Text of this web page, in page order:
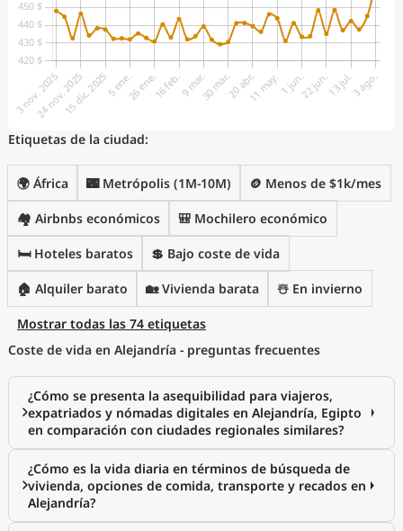
Etiquetas de la ciudad:
🌍 África 🌃 Metrópolis (1M-10M) 🪙 Menos de $1k/mes
🏘️ Airbnbs económicos 🎒 Mochilero económico
🛏️ Hoteles baratos 💲 Bajo coste de vida
🏠 Alquiler barato 🏡 Vivienda barata ☃️ En invierno
Mostrar todas las 74 etiquetas
Coste de vida en Alejandría - preguntas frecuentes
¿Cómo se presenta la asequibilidad para viajeros,
expatriados y nómadas digitales en Alejandría, Egipto
en comparación con ciudades regionales similares?
¿Cómo es la vida diaria en términos de búsqueda de
vivienda, opciones de comida, transporte y recados en
Alejandría?